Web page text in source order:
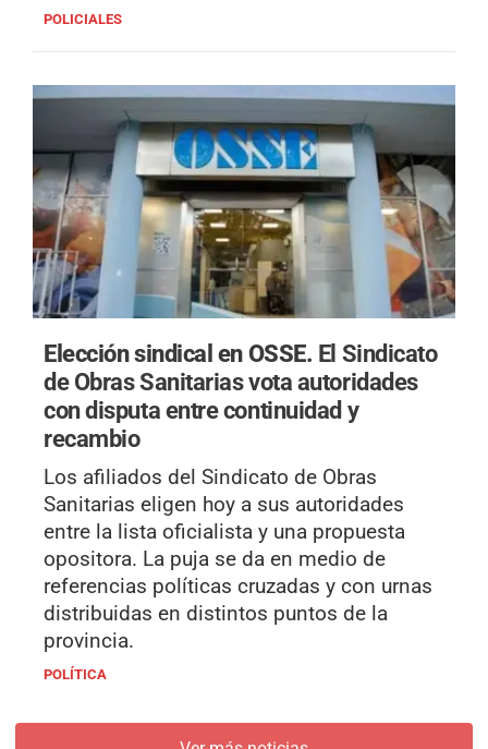
POLICIALES
Elección sindical en OSSE. El Sindicato
de Obras Sanitarias vota autoridades
con disputa entre continuidad y
recambio
Los afiliados del Sindicato de Obras
Sanitarias eligen hoy a sus autoridades
entre la lista oficialista y una propuesta
opositora. La puja se da en medio de
referencias políticas cruzadas y con urnas
distribuidas en distintos puntos de la
provincia.
POLÍTICA